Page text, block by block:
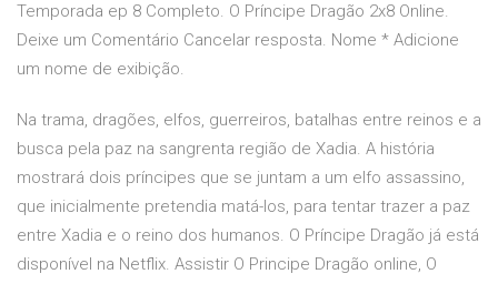
Temporada ep 8 Completo. O Príncipe Dragão 2x8 Online.
Deixe um Comentário Cancelar resposta. Nome * Adicione
um nome de exibição.
Na trama, dragões, elfos, guerreiros, batalhas entre reinos e a
busca pela paz na sangrenta região de Xadia. A história
mostrará dois príncipes que se juntam a um elfo assassino,
que inicialmente pretendia matá-los, para tentar trazer a paz
entre Xadia e o reino dos humanos. O Príncipe Dragão já está
disponível na Netflix. Assistir O Principe Dragão online, O